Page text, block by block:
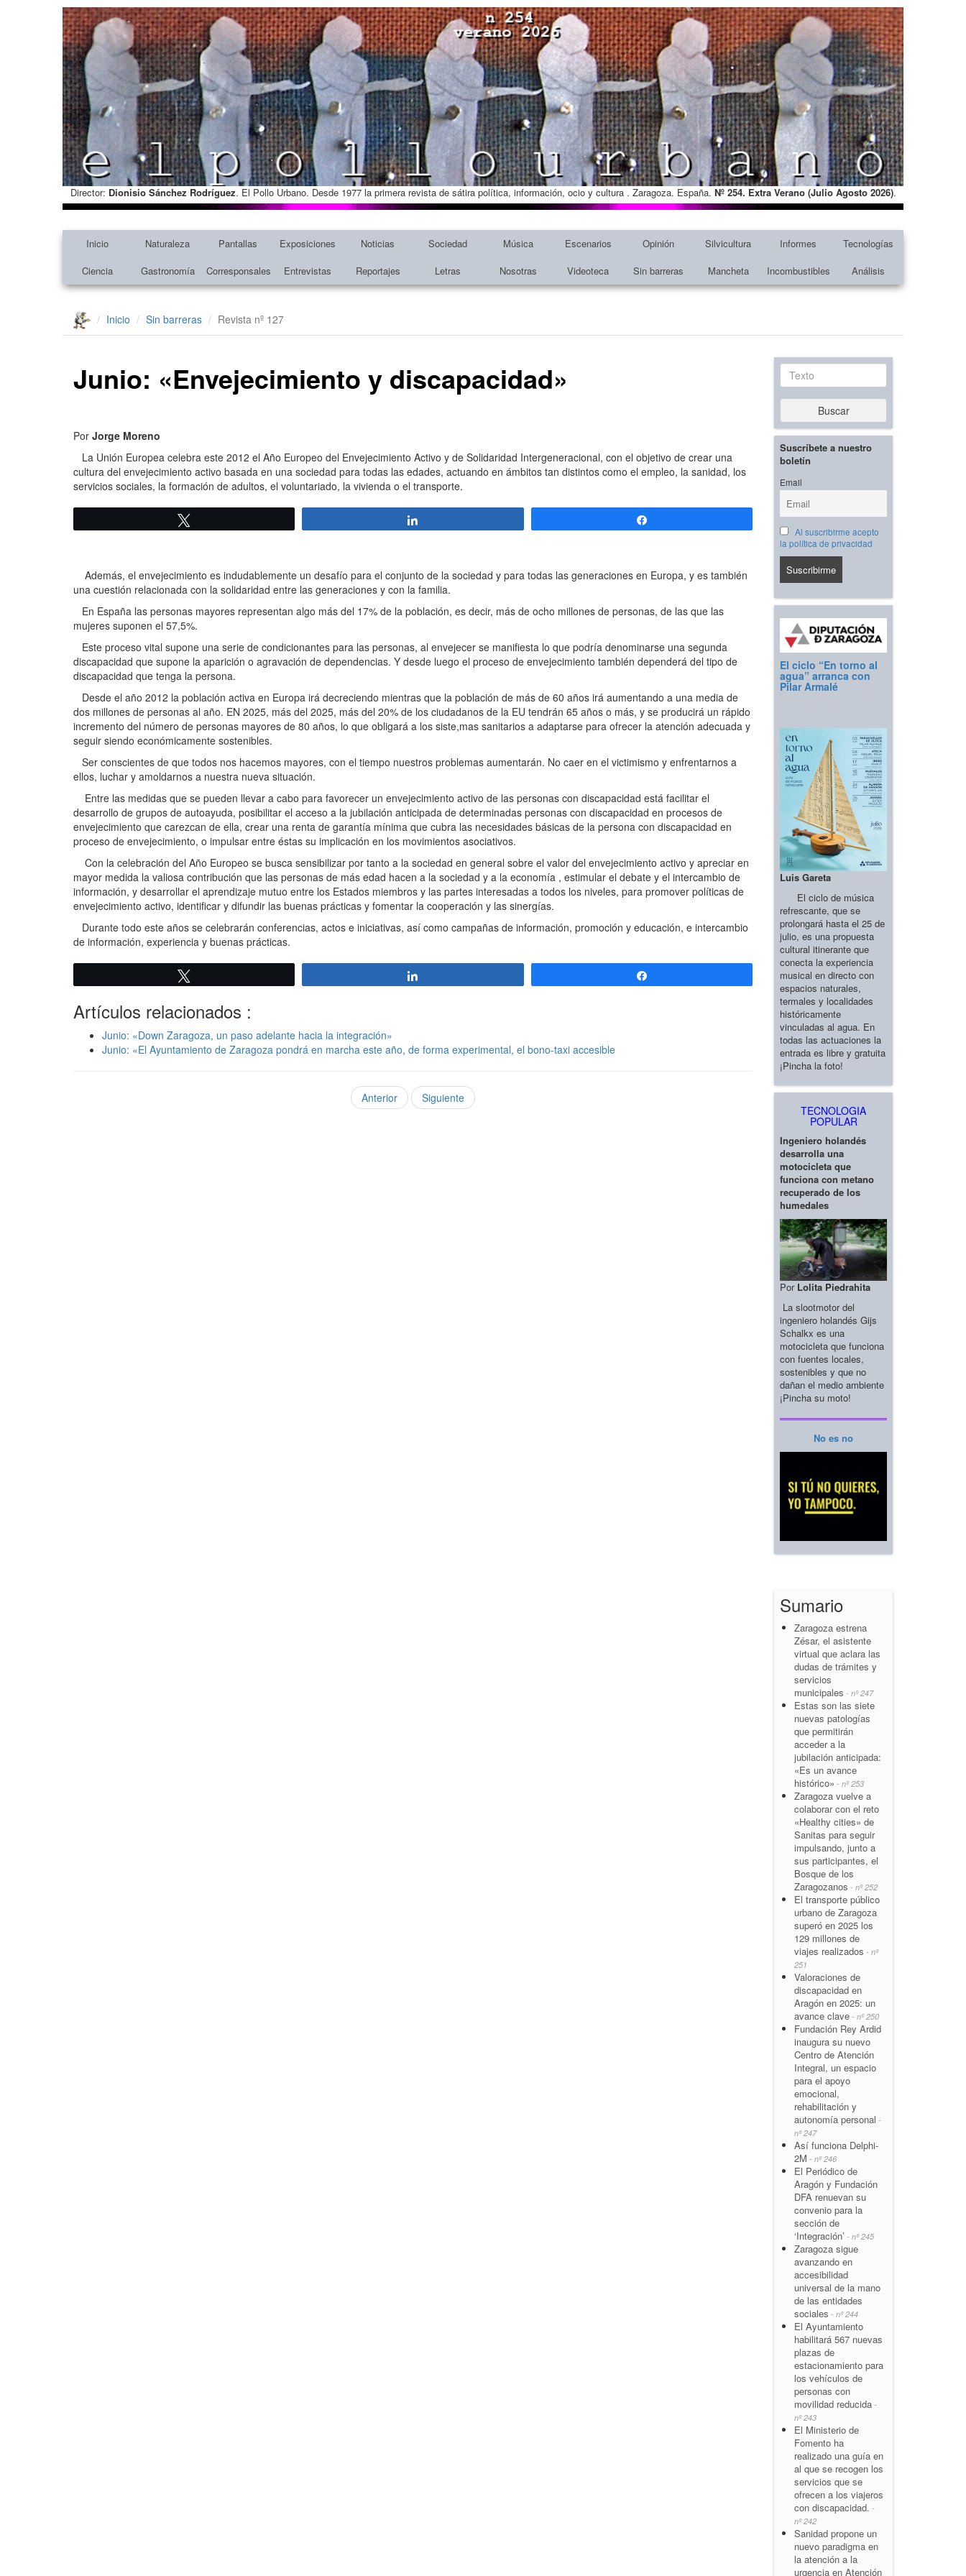
Director: Dionisio Sánchez Rodríguez. El Pollo Urbano. Desde 1977 la primera revista de sátira política, información, ocio y cultura . Zaragoza. España. Nº 254. Extra Verano (Julio Agosto 2026).
Inicio Naturaleza Pantallas Exposiciones Noticias Sociedad Música Escenarios Opinión Silvicultura Informes
Tecnologías
Ciencia
Gastronomía Corresponsales Entrevistas Reportajes Letras Nosotras Videoteca Sin barreras Mancheta Incombustibles Análisis
Inicio Sin barreras Revista nº 127
Junio: «Envejecimiento y discapacidad»
Por Jorge Moreno
La Unión Europea celebra este 2012 el Año Europeo del Envejecimiento Activo y de Solidaridad Intergeneracional, con el objetivo de crear una
cultura del envejecimiento activo basada en una sociedad para todas las edades, actuando en ámbitos tan distintos como el empleo, la sanidad, los
servicios sociales, la formación de adultos, el voluntariado, la vivienda o el transporte.
Además, el envejecimiento es indudablemente un desafío para el conjunto de la sociedad y para todas las generaciones en Europa, y es también
una cuestión relacionada con la solidaridad entre las generaciones y con la familia.
En España las personas mayores representan algo más del 17% de la población, es decir, más de ocho millones de personas, de las que las
mujeres suponen el 57,5%.
Este proceso vital supone una serie de condicionantes para las personas, al envejecer se manifiesta lo que podría denominarse una segunda
discapacidad que supone la aparición o agravación de dependencias. Y desde luego el proceso de envejecimiento también dependerá del tipo de
discapacidad que tenga la persona.
Desde el año 2012 la población activa en Europa irá decreciendo mientras que la población de más de 60 años irá aumentando a una media de
dos millones de personas al año. EN 2025, más del 2025, más del 20% de los ciudadanos de la EU tendrán 65 años o más, y se producirá un rápido
incremento del número de personas mayores de 80 años, lo que obligará a los siste,mas sanitarios a adaptarse para ofrecer la atención adecuada y
seguir siendo económicamente sostenibles.
Ser conscientes de que todos nos hacemos mayores, con el tiempo nuestros problemas aumentarán. No caer en el victimismo y enfrentarnos a
ellos, luchar y amoldarnos a nuestra nueva situación.
Entre las medidas que se pueden llevar a cabo para favorecer un envejecimiento activo de las personas con discapacidad está facilitar el
desarrollo de grupos de autoayuda, posibilitar el acceso a la jubilación anticipada de determinadas personas con discapacidad en procesos de
envejecimiento que carezcan de ella, crear una renta de garantía mínima que cubra las necesidades básicas de la persona con discapacidad en
proceso de envejecimiento, o impulsar entre éstas su implicación en los movimientos asociativos.
Con la celebración del Año Europeo se busca sensibilizar por tanto a la sociedad en general sobre el valor del envejecimiento activo y apreciar en
mayor medida la valiosa contribución que las personas de más edad hacen a la sociedad y a la economía , estimular el debate y el intercambio de
información, y desarrollar el aprendizaje mutuo entre los Estados miembros y las partes interesadas a todos los niveles, para promover políticas de
envejecimiento activo, identificar y difundir las buenas prácticas y fomentar la cooperación y las sinergías.
Durante todo este años se celebrarán conferencias, actos e iniciativas, así como campañas de información, promoción y educación, e intercambio
de información, experiencia y buenas prácticas.
Artículos relacionados :
Junio: «Down Zaragoza, un paso adelante hacia la integración»
Junio: «El Ayuntamiento de Zaragoza pondrá en marcha este año, de forma experimental, el bono-taxi accesible
Anterior Siguiente
Texto
Buscar
Suscríbete a nuestro
boletín
Email
Al suscribirme acepto
la política de privacidad
El ciclo “En torno al
agua” arranca con
Pilar Armalé
Luis Gareta
El ciclo de música
refrescante, que se
prolongará hasta el 25 de
julio, es una propuesta
cultural itinerante que
conecta la experiencia
musical en directo con
espacios naturales,
termales y localidades
históricamente
vinculadas al agua. En
todas las actuaciones la
entrada es libre y gratuita
¡Pincha la foto!
TECNOLOGIA
POPULAR
Ingeniero holandés
desarrolla una
motocicleta que
funciona con metano
recuperado de los
humedales
Por Lolita Piedrahita
La slootmotor del
ingeniero holandés Gijs
Schalkx es una
motocicleta que funciona
con fuentes locales,
sostenibles y que no
dañan el medio ambiente
¡Pincha su moto!
No es no
Sumario
Zaragoza estrena
Zésar, el asistente
virtual que aclara las
dudas de trámites y
servicios
municipales - nº 247
Estas son las siete
nuevas patologías
que permitirán
acceder a la
jubilación anticipada:
«Es un avance
histórico» - nº 253
Zaragoza vuelve a
colaborar con el reto
«Healthy cities» de
Sanitas para seguir
impulsando, junto a
sus participantes, el
Bosque de los
Zaragozanos - nº 252
El transporte público
urbano de Zaragoza
superó en 2025 los
129 millones de
viajes realizados - nº
251
Valoraciones de
discapacidad en
Aragón en 2025: un
avance clave - nº 250
Fundación Rey Ardid
inaugura su nuevo
Centro de Atención
Integral, un espacio
para el apoyo
emocional,
rehabilitación y
autonomía personal -
nº 247
Así funciona Delphi-
2M - nº 246
El Periódico de
Aragón y Fundación
DFA renuevan su
convenio para la
sección de
‘Integración’ - nº 245
Zaragoza sigue
avanzando en
accesibilidad
universal de la mano
de las entidades
sociales - nº 244
El Ayuntamiento
habilitará 567 nuevas
plazas de
estacionamiento para
los vehículos de
personas con
movilidad reducida -
nº 243
El Ministerio de
Fomento ha
realizado una guía en
al que se recogen los
servicios que se
ofrecen a los viajeros
con discapacidad. -
nº 242
Sanidad propone un
nuevo paradigma en
la atención a la
urgencia en Atención